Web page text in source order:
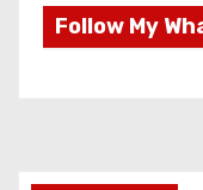
Follow My